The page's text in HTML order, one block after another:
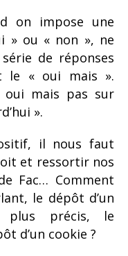
on impose une
» ou « non », ne
de réponses
le « oui mais ».
mais pas sur
».
il nous faut
et ressortir nos
Fac… Comment
le dépôt d’un
précis, le
d’un cookie ?